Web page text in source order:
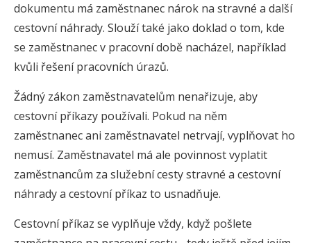
dokumentu má zaměstnanec nárok na stravné a další
cestovní náhrady. Slouží také jako doklad o tom, kde
se zaměstnanec v pracovní době nacházel, například
kvůli řešení pracovních úrazů.
Žádný zákon zaměstnavatelům nenařizuje, aby
cestovní příkazy používali. Pokud na něm
zaměstnanec ani zaměstnavatel netrvají, vyplňovat ho
nemusí. Zaměstnavatel má ale povinnost vyplatit
zaměstnancům za služební cesty stravné a cestovní
náhrady a cestovní příkaz to usnadňuje.
Cestovní příkaz se vyplňuje vždy, když pošlete